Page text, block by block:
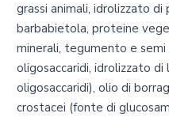
grassi animali, idrolizzato
barbabietola, proteine
minerali, tegumento e
oligosaccaridi, idrolizzato
oligosaccaridi), olio di
crostacei (fonte di